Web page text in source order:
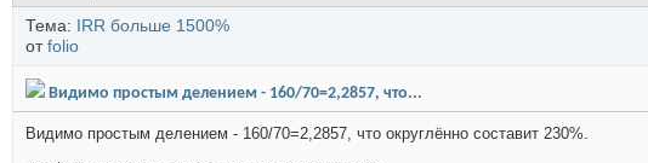
Тема: IRR больше 1500%
отfolio
Видимо простым делением - 160/70=2,2857, что...
Видимо простым делением - 160/70=2,2857, что округлённо составит 230%.